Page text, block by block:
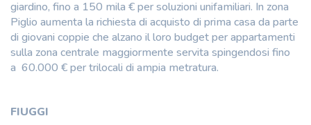
giardino, fino a 150 mila € per soluzioni unifamiliari. In zona
Piglio aumenta la richiesta di acquisto di prima casa da parte
di giovani coppie che alzano il loro budget per appartamenti
sulla zona centrale maggiormente servita spingendosi fino
a 60.000 € per trilocali di ampia metratura.
FIUGGI